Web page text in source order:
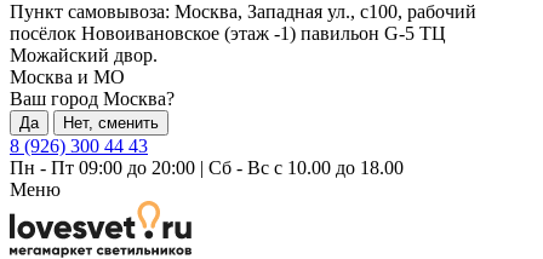
Пункт самовывоза: Москва, Западная ул., с100, рабочий
посёлок Новоивановское (этаж -1) павильон G-5 ТЦ
Можайский двор.
Москва и МО
Ваш город Москва?
Да Нет, сменить
8 (926) 300 44 43
Пн - Пт 09:00 до 20:00 | Сб - Вс с 10.00 до 18.00
Меню